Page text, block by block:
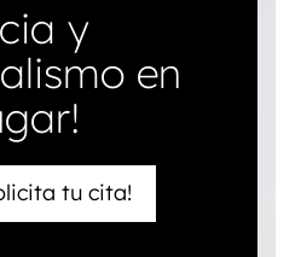
y
en
tu cita!